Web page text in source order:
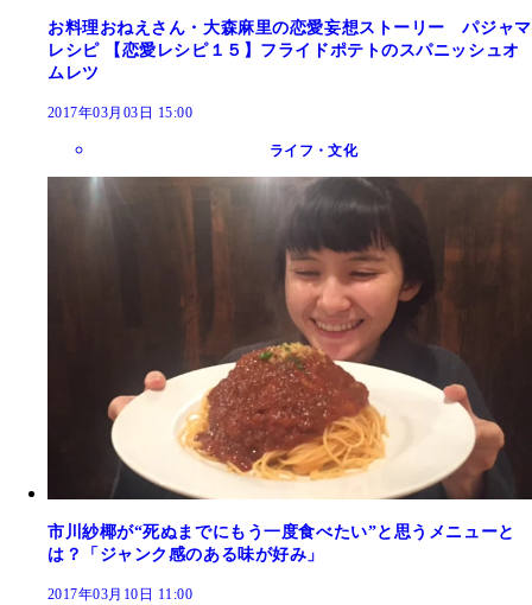
お料理おねえさん・大森麻里の恋愛妄想ストーリー パジャマ
レシピ 【恋愛レシピ１５】フライドポテトのスパニッシュオ
ムレツ
2017年03月03日 15:00
ライフ・文化
市川紗椰が“死ぬまでにもう一度食べたい”と思うメニューと
は？「ジャンク感のある味が好み」
2017年03月10日 11:00